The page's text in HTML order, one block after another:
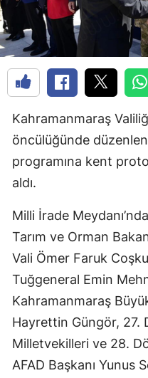
Kahramanmaraş
öncülüğünde
programına kent
aldı.
Milli İrade
Tarım ve Orman
Vali Ömer Faruk
Tuğgeneral Emin
Kahramanmaraş
Hayrettin Güngör, 27.
Milletvekilleri ve 28.
AFAD Başkanı Yunus